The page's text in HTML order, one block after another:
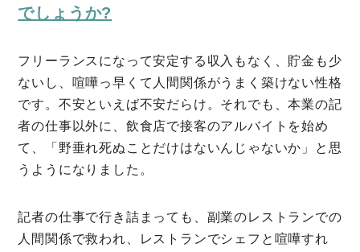
でしょうか?
フリーランスになって安定する収入もなく、貯金も少
ないし、喧嘩っ早くて人間関係がうまく築けない性格
です。不安といえば不安だらけ。それでも、本業の記
者の仕事以外に、飲食店で接客のアルバイトを始め
て、「野垂れ死ぬことだけはないんじゃないか」と思
うようになりました。
記者の仕事で行き詰まっても、副業のレストランでの
人間関係で救われ、レストランでシェフと喧嘩すれ